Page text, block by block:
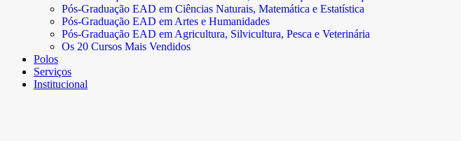
Pós-Graduação EAD em Ciências Naturais, Matemática e Estatística
Pós-Graduação EAD em Artes e Humanidades
Pós-Graduação EAD em Agricultura, Silvicultura, Pesca e Veterinária
Os 20 Cursos Mais Vendidos
Polos
Serviços
Institucional